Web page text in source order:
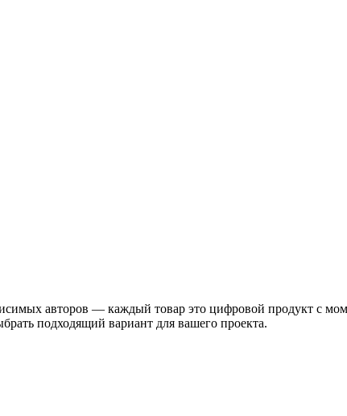
авторов — каждый товар это цифровой продукт с
подходящий вариант для вашего проекта.